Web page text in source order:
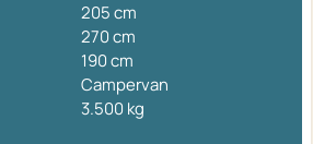
205 cm
270 cm
190 cm
Campervan
3.500 kg